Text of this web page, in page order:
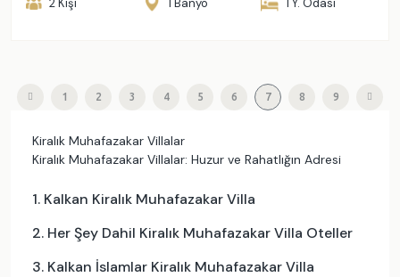
1 2 3 4 5 6 7 8 9
Kiralık Muhafazakar Villalar
Kiralık Muhafazakar Villalar: Huzur ve Rahatlığın Adresi
1. Kalkan Kiralık Muhafazakar Villa
2. Her Şey Dahil Kiralık Muhafazakar Villa Oteller
3. Kalkan İslamlar Kiralık Muhafazakar Villa